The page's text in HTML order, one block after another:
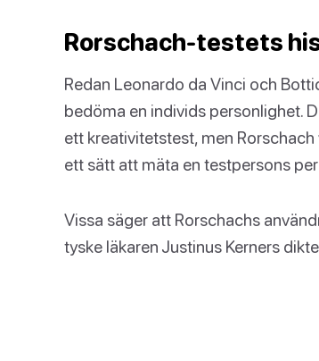
Rorschach-testets
Redan Leonardo da Vinci och
bedöma en individs personlighet.
ett kreativitetstest, men
ett sätt att mäta en testpersons
Vissa säger att Rorschachs
tyske läkaren Justinus Kerners